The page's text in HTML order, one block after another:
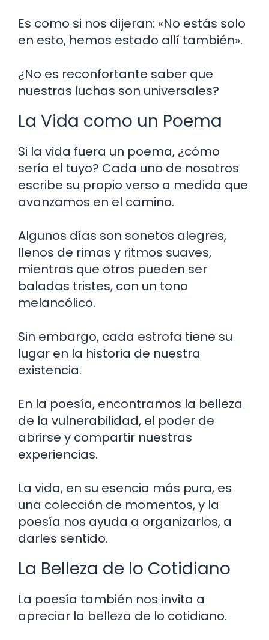
Es como si nos dijeran: «No estás solo
en esto, hemos estado allí también».
¿No es reconfortante saber que
nuestras luchas son universales?
La Vida como un Poema
Si la vida fuera un poema, ¿cómo
sería el tuyo? Cada uno de nosotros
escribe su propio verso a medida que
avanzamos en el camino.
Algunos días son sonetos alegres,
llenos de rimas y ritmos suaves,
mientras que otros pueden ser
baladas tristes, con un tono
melancólico.
Sin embargo, cada estrofa tiene su
lugar en la historia de nuestra
existencia.
En la poesía, encontramos la belleza
de la vulnerabilidad, el poder de
abrirse y compartir nuestras
experiencias.
La vida, en su esencia más pura, es
una colección de momentos, y la
poesía nos ayuda a organizarlos, a
darles sentido.
La Belleza de lo Cotidiano
La poesía también nos invita a
apreciar la belleza de lo cotidiano.